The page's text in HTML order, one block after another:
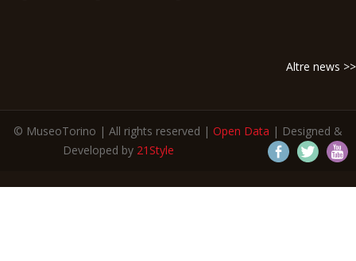
Altre news >>
© MuseoTorino | All rights reserved | Open Data | Designed &
Developed by 21Style